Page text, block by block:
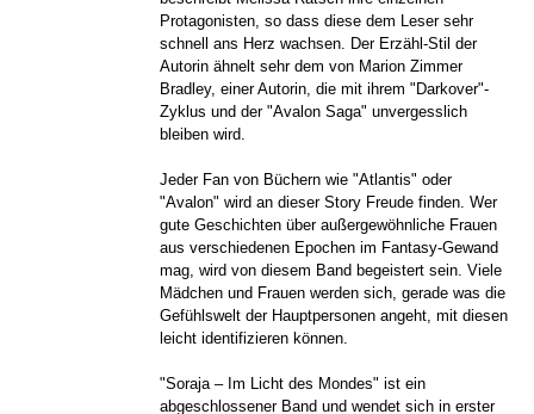
Protagonisten, so dass diese dem Leser sehr
schnell ans Herz wachsen. Der Erzähl-Stil der
Autorin ähnelt sehr dem von Marion Zimmer
Bradley, einer Autorin, die mit ihrem "Darkover"-
Zyklus und der "Avalon Saga" unvergesslich
bleiben wird.
Jeder Fan von Büchern wie "Atlantis" oder
"Avalon" wird an dieser Story Freude finden. Wer
gute Geschichten über außergewöhnliche Frauen
aus verschiedenen Epochen im Fantasy-Gewand
mag, wird von diesem Band begeistert sein. Viele
Mädchen und Frauen werden sich, gerade was die
Gefühlswelt der Hauptpersonen angeht, mit diesen
leicht identifizieren können.
"Soraja – Im Licht des Mondes" ist ein
abgeschlossener Band und wendet sich in erster